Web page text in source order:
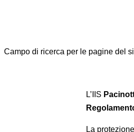
Campo di ricerca per le pagine del
L’IIS
La